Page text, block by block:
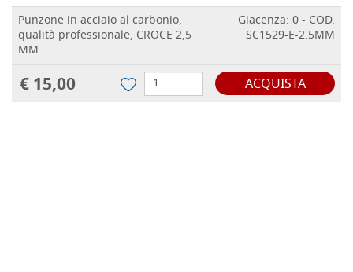
Punzone in acciaio al carbonio,
qualità professionale, CROCE 2,5
MM
Giacenza: 0 - COD.
SC1529-E-2.5MM
€ 15,00 ACQUISTA